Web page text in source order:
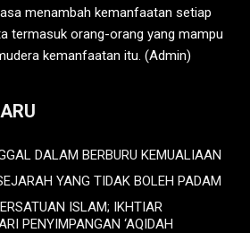
menambah kemanfaatan setiap
termasuk orang-orang yang mampu
kemanfaatan itu. (Admin)
DALAM BERBURU KEMUALIAAN
YANG TIDAK BOLEH PADAM
ISLAM; IKHTIAR
PENYIMPANGAN ‘AQIDAH